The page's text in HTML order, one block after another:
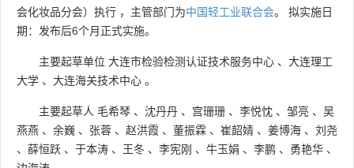
会化妆品分会）执行 ，主管部门为中国轻工业联合会。 拟实施日
期：发布后6个月正式实施。
主要起草单位 大连市检验检测认证技术服务中心 、 大连理工
大学 、 大连海关技术中心 。
主要起草人 毛希琴 、 沈丹丹 、 宫珊珊 、 李悦忱 、 邹亮 、 吴
燕燕 、 余巍 、 张蓉 、 赵洪霞 、 董振霖 、 崔韶婧 、 姜博海 、 刘尧
、 薛恒跃 、 于本涛 、 王冬 、 李宪刚 、 牛玉娟 、 李鹏 、 勇艳华 、